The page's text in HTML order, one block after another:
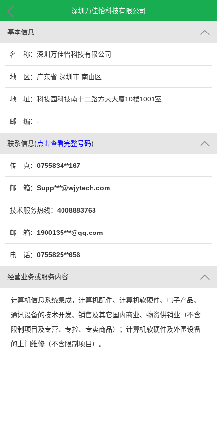
深圳万佳怡科技有限公司
基本信息
名 称：深圳万佳怡科技有限公司
地 区：广东省 深圳市 南山区
地 址：科技园科技南十二路方大大厦10楼1001室
No.1001,FangdaBuilding,KejiSouth12thRoad,Hi-
techPark,NanshanDistrict,Shen
邮 编：-
联系信息(点击查看完整号码)
传 真： 0755834**167
邮 箱： Supp***@wjytech.com
技术服务热线： 4008883763
邮 箱： 1900135***@qq.com
电 话： 0755825**656
经营业务或服务内容
计算机信息系统集成，计算机配件、计算机软硬件、电子产品、
通讯设备的技术开发、销售及其它国内商业、物资供销业（不含
限制项目及专营、专控、专卖商品）；计算机软硬件及外围设备
的上门维修（不含限制项目）。